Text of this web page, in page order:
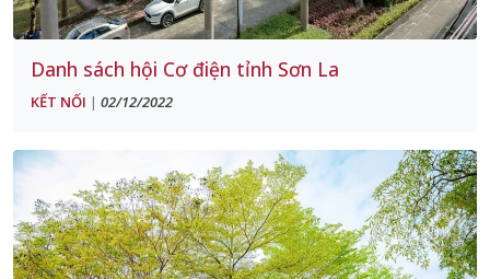
Danh sách hội Cơ điện tỉnh Sơn La
KẾT NỐI | 02/12/2022